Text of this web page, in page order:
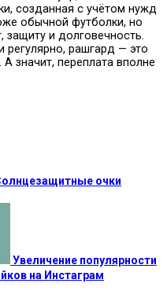
созданная с учётом нужд
обычной футболки, но
и долговечность.
регулярно, рашгард — это
значит, переплата вполне
очки
Увеличение популярности
на Инстаграм